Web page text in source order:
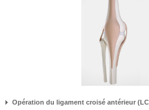
Opération du ligament croisé antérieur